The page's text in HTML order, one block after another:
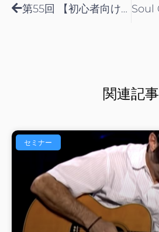
第55回 【初心者向け】あなたは大丈夫？単音弾きが上手くいかない原因と解決法
関連記事
セミナー